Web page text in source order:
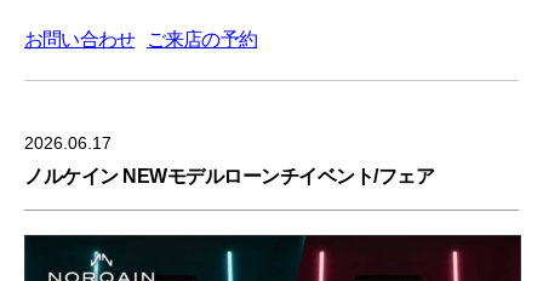
お問い合わせ ご来店の予約
2026.06.17
ノルケイン NEWモデルローンチイベント/フェア